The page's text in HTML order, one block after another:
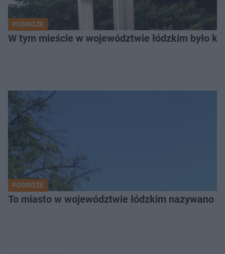
PODRÓŻE
W tym mieście w województwie łódzkim było
PODRÓŻE
To miasto w województwie łódzkim nazywano